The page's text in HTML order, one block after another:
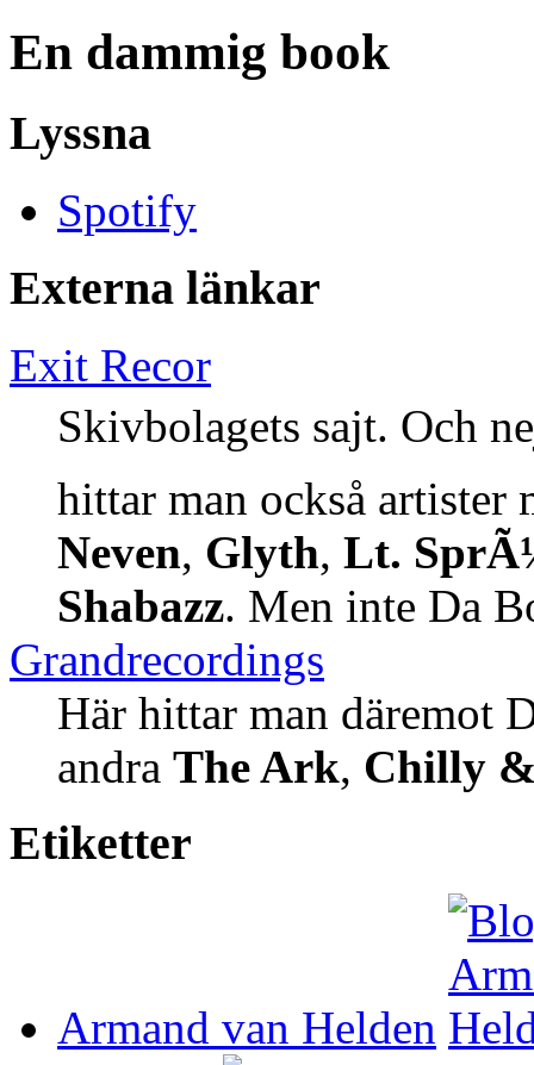
En dammig book
Lyssna
Spotify
Externa länkar
Exit Recor
Skivbolagets sajt. Och
hittar man också artister
Neven, Glyth, Lt.
Shabazz. Men inte Da
Grandrecordings
Här hittar man däremot
andra The Ark, Chilly
Etiketter
Armand van Helden